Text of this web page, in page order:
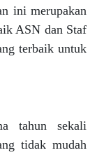
ini merupakan
ASN dan Staf
terbaik untuk
tahun sekali
tidak mudah